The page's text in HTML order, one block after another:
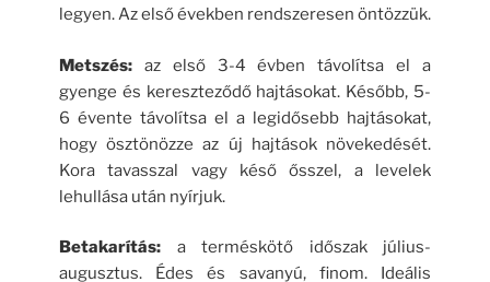
legyen. Az első években rendszeresen öntözzük.
Metszés: az első 3-4 évben távolítsa el a
gyenge és kereszteződő hajtásokat. Később, 5-
6 évente távolítsa el a legidősebb hajtásokat,
hogy ösztönözze az új hajtások növekedését.
Kora tavasszal vagy késő ősszel, a levelek
lehullása után nyírjuk.
Betakarítás: a terméskötő időszak július-
augusztus. Édes és savanyú, finom. Ideális